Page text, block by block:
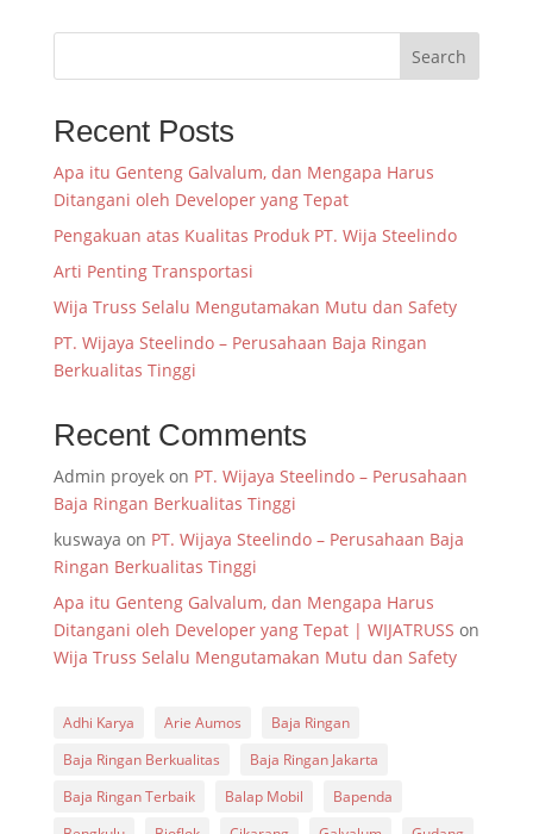
Search
Recent Posts
Apa itu Genteng Galvalum, dan Mengapa Harus
Ditangani oleh Developer yang Tepat
Pengakuan atas Kualitas Produk PT. Wija Steelindo
Arti Penting Transportasi
Wija Truss Selalu Mengutamakan Mutu dan Safety
PT. Wijaya Steelindo – Perusahaan Baja Ringan
Berkualitas Tinggi
Recent Comments
Admin proyekon PT. Wijaya Steelindo – Perusahaan
Baja Ringan Berkualitas Tinggi
kuswaya on PT. Wijaya Steelindo – Perusahaan Baja
Ringan Berkualitas Tinggi
Apa itu Genteng Galvalum, dan Mengapa Harus
Ditangani oleh Developer yang Tepat | WIJATRUSS on
Wija Truss Selalu Mengutamakan Mutu dan Safety
Adhi Karya Arie Aumos
Baja Ringan
Baja Ringan Berkualitas
Baja Ringan Jakarta
Baja Ringan Terbaik
Balap Mobil
Bapenda